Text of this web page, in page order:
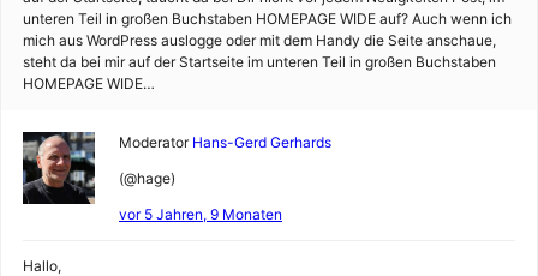
unteren Teil in großen Buchstaben HOMEPAGE WIDE auf? Auch wenn ich
mich aus WordPress auslogge oder mit dem Handy die Seite anschaue,
steht da bei mir auf der Startseite im unteren Teil in großen Buchstaben
HOMEPAGE WIDE…
Moderator Hans-Gerd Gerhards
(@hage)
vor 5 Jahren, 9 Monaten
Hallo,